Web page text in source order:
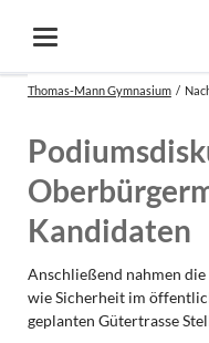
Thomas-Mann Gymnasium
Kandidaten
Anschließend nahmen
wie Sicherheit im
geplanten Gütertrasse